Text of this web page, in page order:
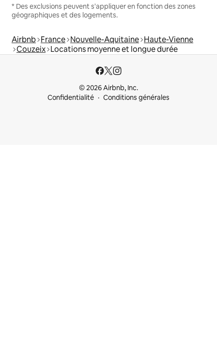
* Des exclusions peuvent s'appliquer en fonction des zones
géographiques et des logements.
Airbnb France Nouvelle-Aquitaine Haute-Vienne
Couzeix Locations moyenne et longue durée
© 2026 Airbnb, Inc.
Confidentialité
Conditions générales